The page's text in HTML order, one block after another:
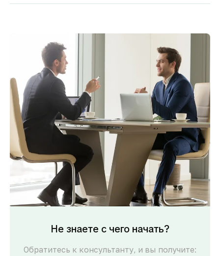
Не знаете с чего начать?
Обратитесь к консультанту, и вы получите: